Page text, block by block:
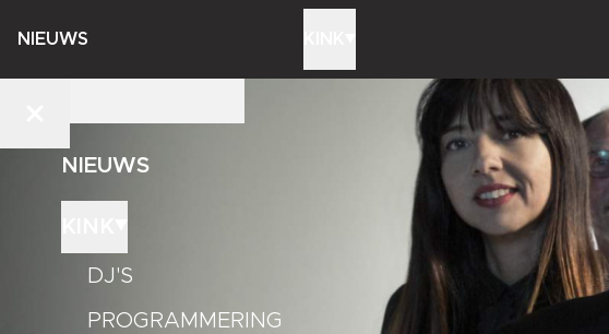
NIEUWS
NIEUWS
DJ'S
PROGRAMMERING